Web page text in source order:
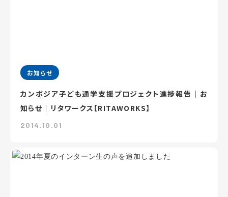
お知らせ
カンボジア子ども通学支援プロジェクト進捗報告｜お
知らせ｜リタワークス【RITAWORKS】
2014.10.01